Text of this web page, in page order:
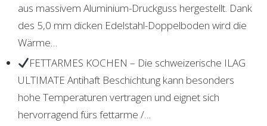
aus massivem Aluminium-Druckguss hergestellt. Dank
des 5,0 mm dicken Edelstahl-Doppelboden wird die
Wärme…
FETTARMES KOCHEN – Die schweizerische ILAG
ULTIMATE Antihaft Beschichtung kann besonders
hohe Temperaturen vertragen und eignet sich
hervorragend fürs fettarme /…